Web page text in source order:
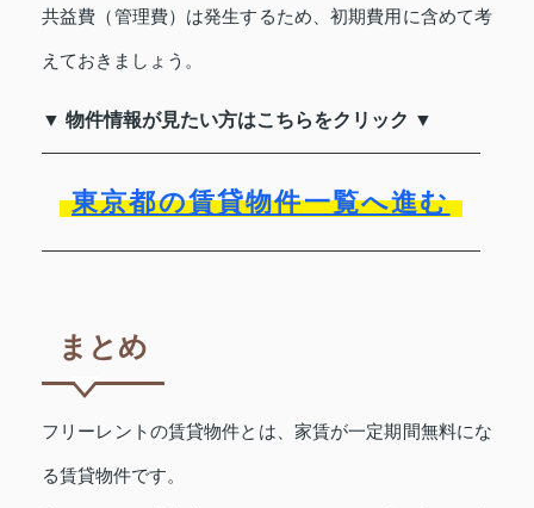
共益費（管理費）は発生するため、初期費用に含めて考
えておきましょう。
▼ 物件情報が見たい方はこちらをクリック ▼
東京都の賃貸物件一覧へ進む
まとめ
フリーレントの賃貸物件とは、家賃が一定期間無料にな
る賃貸物件です。